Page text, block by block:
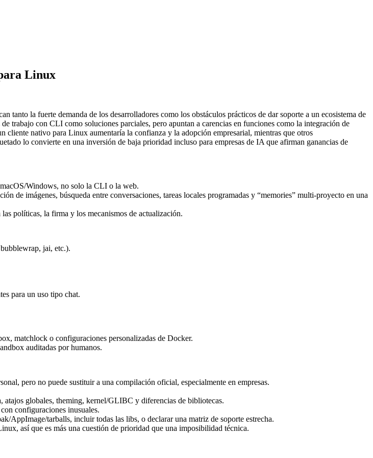
Linux
la fuerte demanda de los desarrolladores como los obstáculos prácticos de dar soporte a un ecosistema de
trabajo con CLI como soluciones parciales, pero apuntan a carencias en funciones como la integración de
cliente nativo para Linux aumentaría la confianza y la adopción empresarial, mientras que otros
lo convierte en una inversión de baja prioridad incluso para empresas de IA que afirman ganancias de
Windows, no solo la CLI o la web.
de imágenes, búsqueda entre conversaciones, tareas locales programadas y “memories” multi-proyecto en una
políticas, la firma y los mecanismos de actualización.
jai, etc.).
para un uso tipo chat.
matchlock o configuraciones personalizadas de Docker.
auditadas por humanos.
pero no puede sustituir a una compilación oficial, especialmente en empresas.
globales, theming, kernel/GLIBC y diferencias de bibliotecas.
configuraciones inusuales.
AppImage/tarballs, incluir todas las libs, o declarar una matriz de soporte estrecha.
así que es más una cuestión de prioridad que una imposibilidad técnica.